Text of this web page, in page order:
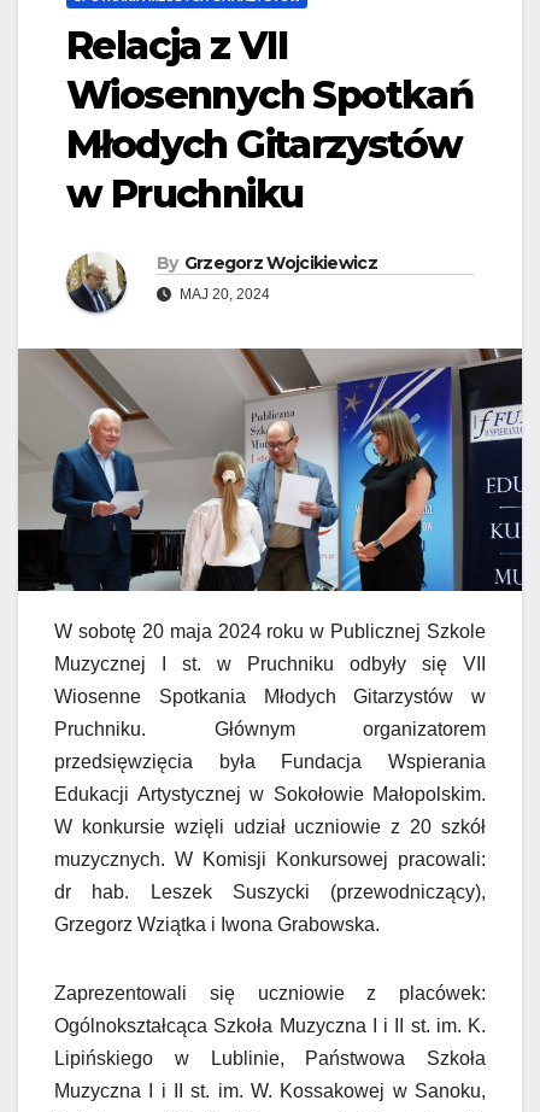
Relacja z VII
Wiosennych Spotkań
Młodych Gitarzystów
w Pruchniku
By Grzegorz Wojcikiewicz
MAJ 20, 2024
W sobotę 20 maja 2024 roku w Publicznej Szkole
Muzycznej I st. w Pruchniku odbyły się VII
Wiosenne Spotkania Młodych Gitarzystów w
Pruchniku. Głównym organizatorem
przedsięwzięcia była Fundacja Wspierania
Edukacji Artystycznej w Sokołowie Małopolskim.
W konkursie wzięli udział uczniowie z 20 szkół
muzycznych. W Komisji Konkursowej pracowali:
dr hab. Leszek Suszycki (przewodniczący),
Grzegorz Wziątka i Iwona Grabowska.
Zaprezentowali się uczniowie z placówek:
Ogólnokształcąca Szkoła Muzyczna I i II st. im. K.
Lipińskiego w Lublinie, Państwowa Szkoła
Muzyczna I i II st. im. W. Kossakowej w Sanoku,